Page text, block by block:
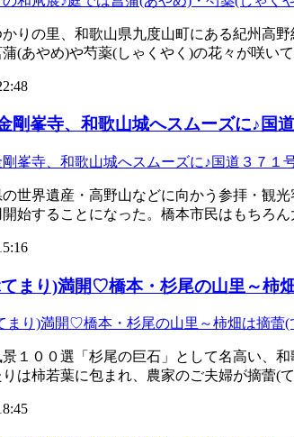
りの里、和歌山県九度山町にある紀州高
(あやめ)や芍薬(しゃくやく)の花々が咲
剛峯寺、和歌山城へスムーズに♪国
世界遺産・高野山などに向かう参拝・観
始することになった。橋本市民はもちろ
まり)満開♡橋本・杉尾の山里～柿
１００選「杉尾の巨石」として名高い、
は柿若葉に包まれ、農家のご夫婦が摘蕾